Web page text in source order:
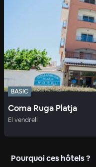
BASIC
Coma Ruga Platja
El vendrell
Pourquoi ces hôtels ?